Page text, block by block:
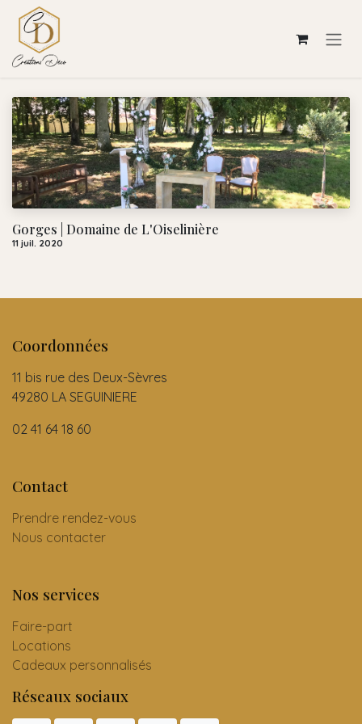
Se rendre au contenu
Gorges | Domaine de L'Oiselinière
11 juil. 2020
Coordonnées
11 bis rue des Deux-Sèvres
49280 LA SEGUINIERE
02 41 64 18 60
Contact
Prendre rendez-vous
Nous contacter
Nos services
Faire-part
Locations
Cadeaux personnalisés
Réseaux sociaux